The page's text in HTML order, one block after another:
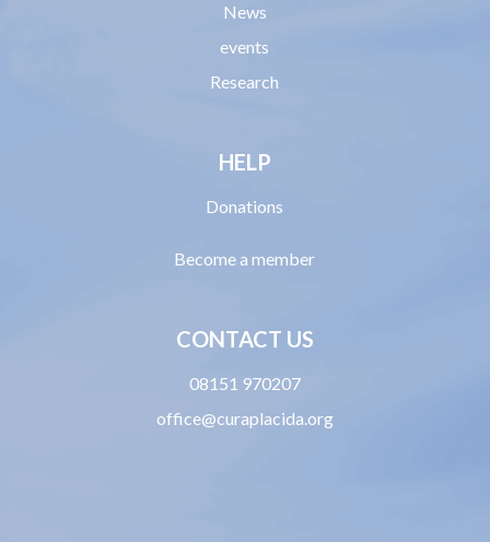
News
events
Research
HELP
Donations
Become a member
CONTACT US
08151 970207
office@curaplacida.org